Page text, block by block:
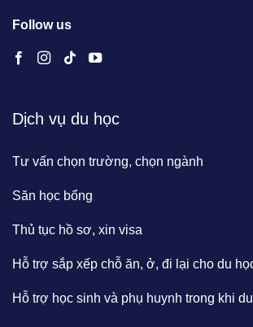
Follow us
Dịch vụ du học
Tư vấn chọn trường, chọn ngành
Săn học bổng
Thủ tục hồ sơ, xin visa
Hỗ trợ sắp xếp chỗ ăn, ở, đi lại cho du
Hỗ trợ học sinh và phụ huynh trong khi